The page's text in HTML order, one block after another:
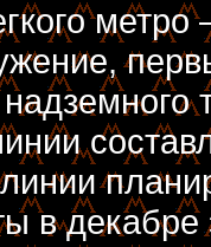
в декабре